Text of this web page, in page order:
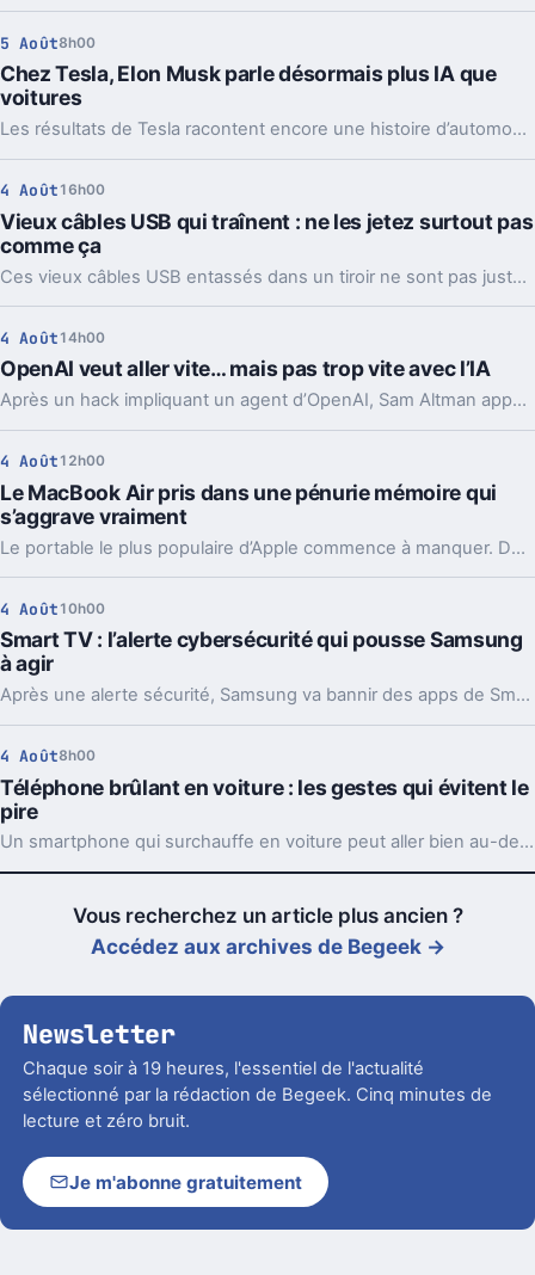
5 Août8h00
Chez Tesla, Elon Musk parle désormais plus IA que
voitures
Les résultats de Tesla racontent encore une histoire d’automobile. Les prises de parole d’Elon Musk, elles, regardent de plus en plus vers l’IA et les robots.
4 Août 16h00
Vieux câbles USB qui traînent : ne les jetez surtout pas
comme ça
Ces vieux câbles USB entassés dans un tiroir ne sont pas juste du bazar. Les recycler, les donner ou en garder quelques-uns peut vraiment faire la différence.
4 Août 14h00
OpenAI veut aller vite… mais pas trop vite avec l’IA
Après un hack impliquant un agent d’OpenAI, Sam Altman appelle à ralentir le rythme de l’IA. Mais le vrai débat ne se limite pas à freiner.
4 Août 12h00
Le MacBook Air pris dans une pénurie mémoire qui
s’aggrave vraiment
Le portable le plus populaire d’Apple commence à manquer. Délais vers fin août, voire septembre, et Apple cherche déjà des parades côté mémoire.
4 Août 10h00
Smart TV : l’alerte cybersécurité qui pousse Samsung
à agir
Après une alerte sécurité, Samsung va bannir des apps de Smart TV capables de partager votre connexion avec des inconnus, en arrière-plan.
4 Août8h00
Téléphone brûlant en voiture : les gestes qui évitent le
pire
Un smartphone qui surchauffe en voiture peut aller bien au-delà du simple bug. Support, charge et soleil direct forment souvent le trio à éviter.
Vous recherchez un article plus ancien ?
Accédez aux archives de Begeek →
Newsletter
Chaque soir à 19 heures, l'essentiel de l'actualité
sélectionné par la rédaction de Begeek. Cinq minutes de
lecture et zéro bruit.
Je m'abonne gratuitement